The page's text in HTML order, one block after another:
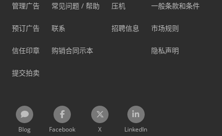
管理广告
预订广告
信任印章
提交拍卖
常见问题 / 帮助
联系
购销合同示本
压机
招聘信息
一般条款和条件
市场规则
隐私声明
Blog Facebook X LinkedIn